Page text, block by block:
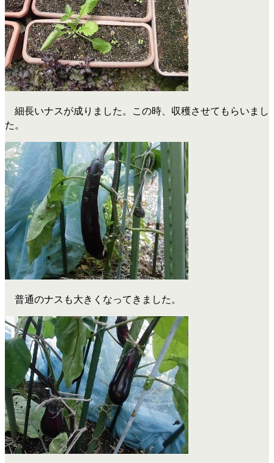
細長いナスが成りました。この時、収穫させてもらいまし
た。
普通のナスも大きくなってきました。